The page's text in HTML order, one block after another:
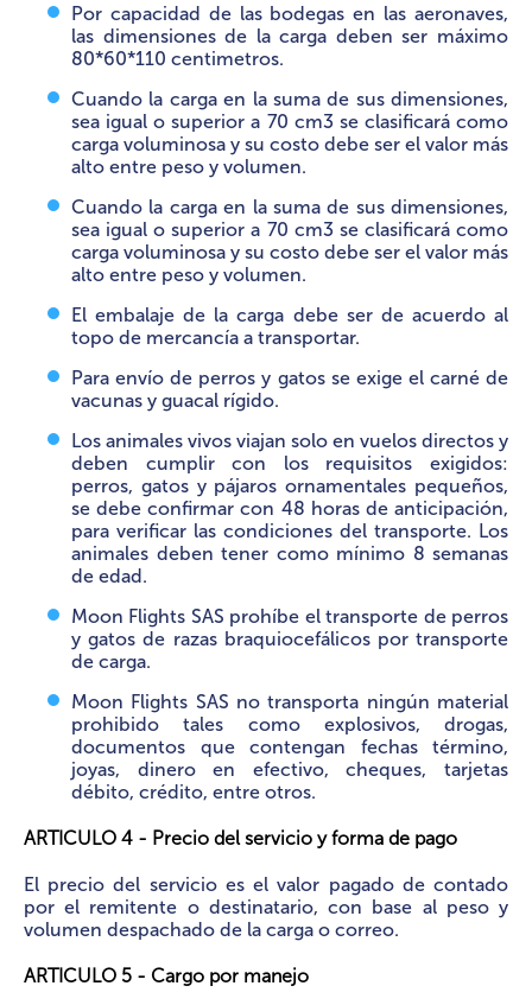
Por capacidad de las bodegas en las aeronaves,
las dimensiones de la carga deben ser máximo
80*60*110 centimetros.
Cuando la carga en la suma de sus dimensiones,
sea igual o superior a 70 cm3 se clasificará como
carga voluminosa y su costo debe ser el valor más
alto entre peso y volumen.
Cuando la carga en la suma de sus dimensiones,
sea igual o superior a 70 cm3 se clasificará como
carga voluminosa y su costo debe ser el valor más
alto entre peso y volumen.
El embalaje de la carga debe ser de acuerdo al
topo de mercancía a transportar.
Para envío de perros y gatos se exige el carné de
vacunas y guacal rígido.
Los animales vivos viajan solo en vuelos directos y
deben cumplir con los requisitos exigidos:
perros, gatos y pájaros ornamentales pequeños,
se debe confirmar con 48 horas de anticipación,
para verificar las condiciones del transporte. Los
animales deben tener como mínimo 8 semanas
de edad.
Moon Flights SAS prohíbe el transporte de perros
y gatos de razas braquiocefálicos por transporte
de carga.
Moon Flights SAS no transporta ningún material
prohibido tales como explosivos, drogas,
documentos que contengan fechas término,
joyas, dinero en efectivo, cheques, tarjetas
débito, crédito, entre otros.
ARTICULO 4 - Precio del servicio y forma de pago
El precio del servicio es el valor pagado de contado
por el remitente o destinatario, con base al peso y
volumen despachado de la carga o correo.
ARTICULO 5 - Cargo por manejo